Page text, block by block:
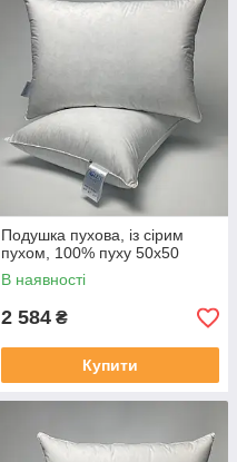
Подушка пухова, із сірим
пухом, 100% пуху 50x50
В наявності
2 584 ₴
Купити